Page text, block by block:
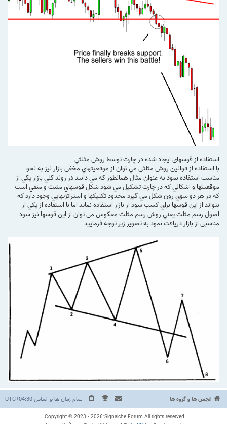
استفاده از قوسهاي ايجاد شده در چارت توسط روش مثلثي
با استفاده از قوانين روش مثلثي مي توان از موقعيتهاي مخفي بازار نيز به نحو
مناسب استفاده نمود به عنوان مثال همانطور كه مي دانيد در روند كلي بازار يكي از
موقعيتها و اشكالي كه در چارت تشكيل مي شود شكل قوسهاي مثبت و منفي است
كه در هر دو سوي رون شكل مي گيرد محدود تكنيكها و استراتژيهايي وجود دارد كه
بتواند از اين قوسها براي كسب سود از بازار استفاده نمايد اما با استفاده از يكي از
اصول رسم مثلث يعني روش رسم مثلث معكوس مي توان از اين قوسها نيز سود
مناسبي از بازار دريافت نمود به تصوير زير توجه فرماييد
انجمن ها و گروه ها تمام زمان ها بر اساسUTC+04:30
Copyright © 2023 - 2026 ُSignalche Forum All rights reserved.